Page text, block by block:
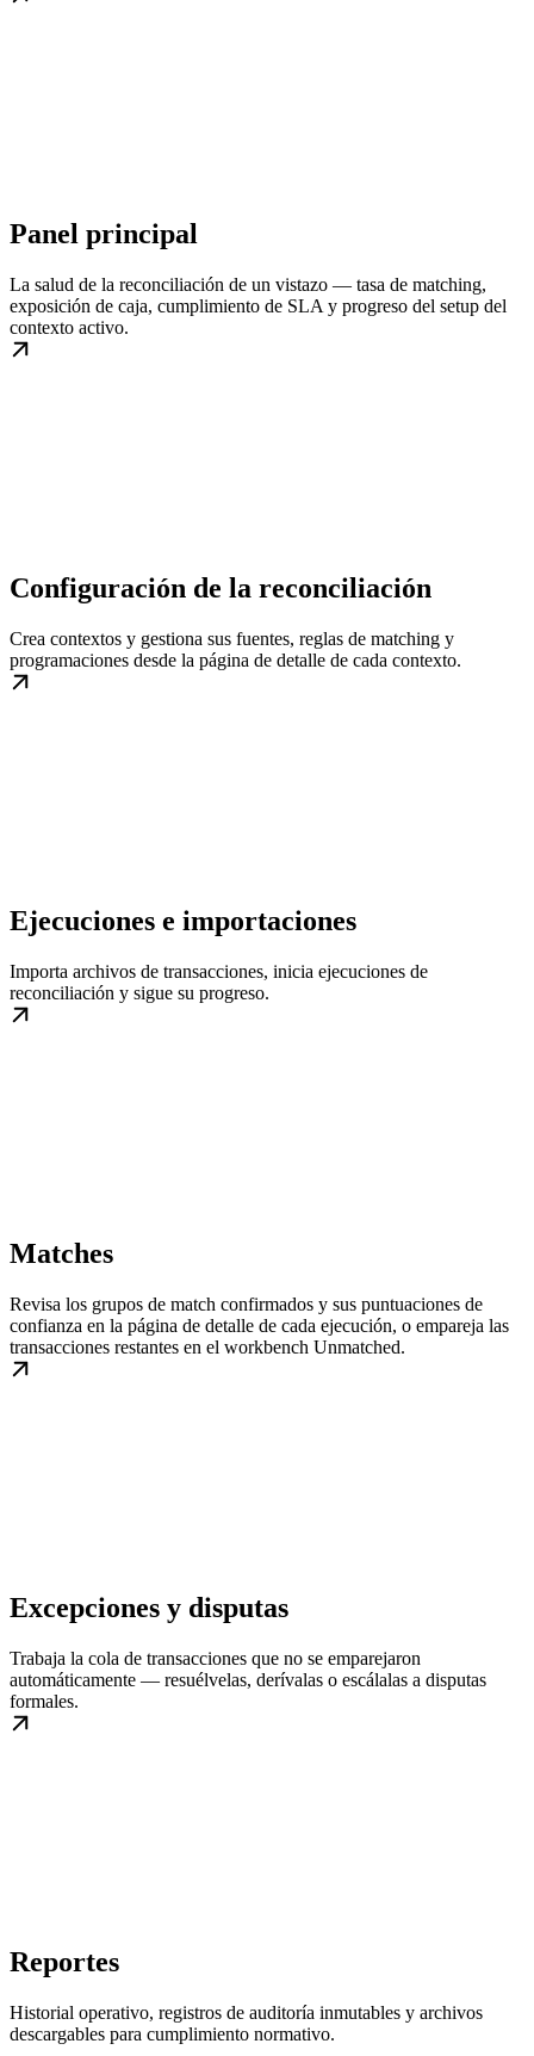
Panel principal
La salud de la reconciliación de un vistazo — tasa de matching,
exposición de caja, cumplimiento de SLA y progreso del setup del
contexto activo.
Configuración de la reconciliación
Crea contextos y gestiona sus fuentes, reglas de matching y
programaciones desde la página de detalle de cada contexto.
Ejecuciones e importaciones
Importa archivos de transacciones, inicia ejecuciones de
reconciliación y sigue su progreso.
Matches
Revisa los grupos de match confirmados y sus puntuaciones de
confianza en la página de detalle de cada ejecución, o empareja las
transacciones restantes en el workbench Unmatched.
Excepciones y disputas
Trabaja la cola de transacciones que no se emparejaron
automáticamente — resuélvelas, derívalas o escálalas a disputas
formales.
Reportes
Historial operativo, registros de auditoría inmutables y archivos
descargables para cumplimiento normativo.